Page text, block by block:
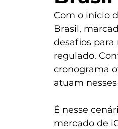
Com o início
Brasil,
desafios
regulado.
cronograma
atuam
É nesse
mercado de